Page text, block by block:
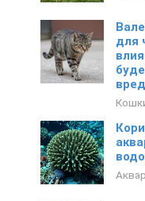
для
вред